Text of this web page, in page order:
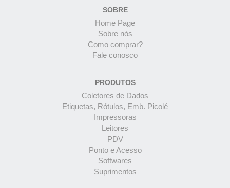
SOBRE
Home Page
Sobre nós
Como comprar?
Fale conosco
PRODUTOS
Coletores de Dados
Etiquetas, Rótulos, Emb. Picolé
Impressoras
Leitores
PDV
Ponto e Acesso
Softwares
Suprimentos